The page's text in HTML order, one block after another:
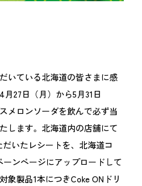
いている北海道の皆さまに感
27日（月）から5月31日
メロンソーダを飲んで必ず当
します。北海道内の店舗にて
いたレシートを、北海道コ
ーンページにアップロードして
象製品1本につきCoke ONドリ